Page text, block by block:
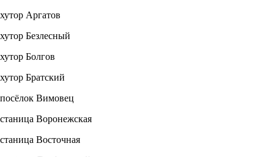
хутор Аргатов
хутор Безлесный
хутор Болгов
хутор Братский
посёлок Вимовец
станица Воронежская
станица Восточная